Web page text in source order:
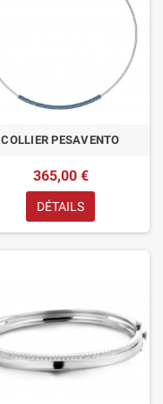
COLLIER PESAVENTO
365,00 €
DÉTAILS